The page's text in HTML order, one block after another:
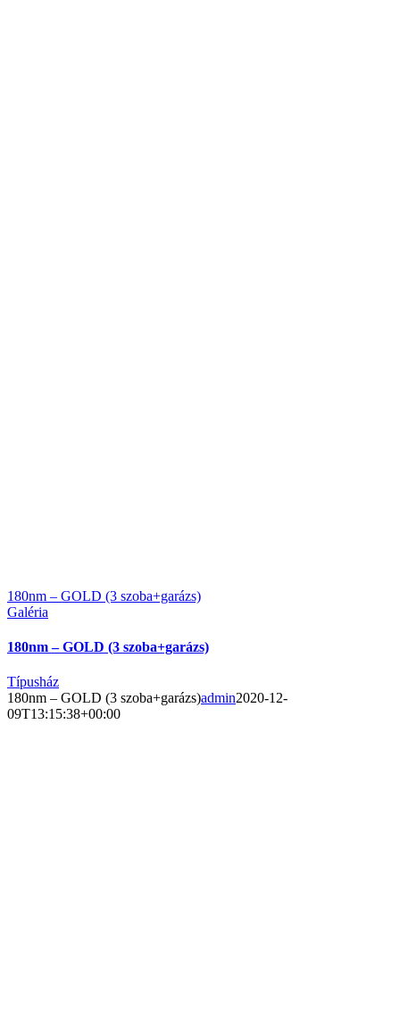
180nm – GOLD (3 szoba+garázs)
Galéria
180nm – GOLD (3 szoba+garázs)
Típusház
180nm – GOLD (3 szoba+garázs)admin2020-12-
09T13:15:38+00:00